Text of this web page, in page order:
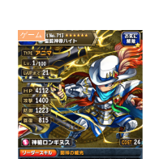
ゲーム